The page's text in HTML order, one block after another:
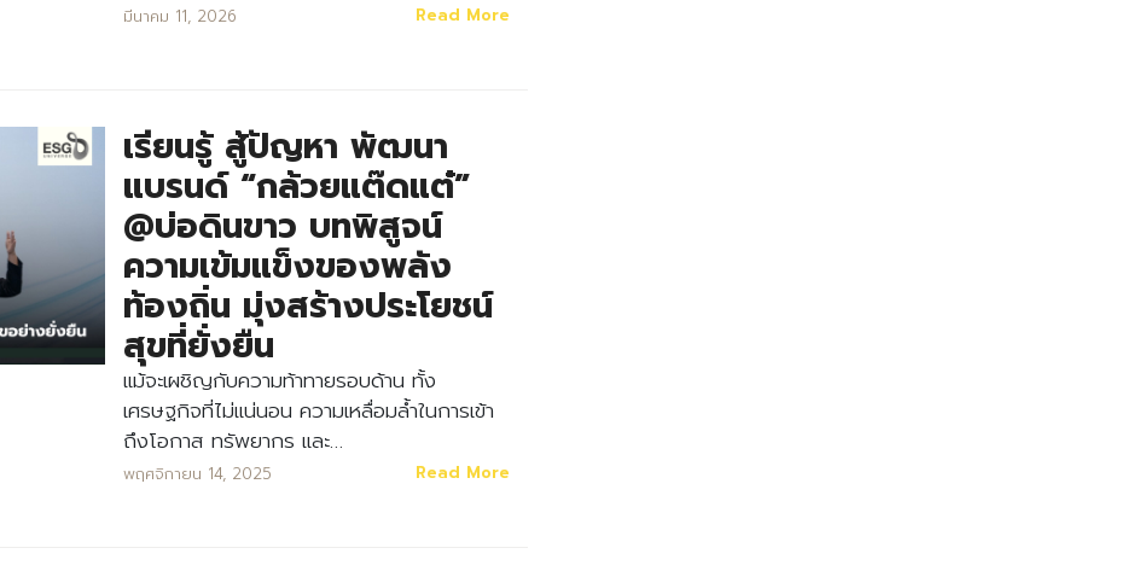
Search
for: Search
มีนาคม 11, 2026 Read More
เรียนรู้ สู้ปัญหา พัฒนา
แบรนด์ “กล้วยแต๊ดแต๋”
@บ่อดินขาว บทพิสูจน์
ความเข้มแข็งของพลัง
ท้องถิ่น มุ่งสร้างประโยชน์
สุขที่ยั่งยืน
แม้จะเผชิญกับความท้าทายรอบด้าน ทั้ง
เศรษฐกิจที่ไม่แน่นอน ความเหลื่อมล้ำในการเข้า
ถึงโอกาส ทรัพยากร และ…
พฤศจิกายน 14, 2025 Read More